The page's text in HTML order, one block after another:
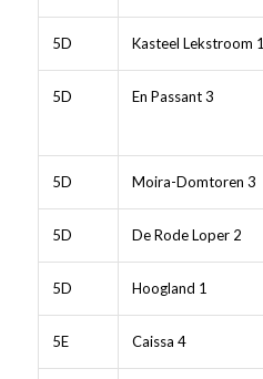
5D Kasteel Lekstroom 1
5D En Passant 3
5D Moira-Domtoren 3
5D De Rode Loper 2
5D Hoogland 1
5E Caissa 4